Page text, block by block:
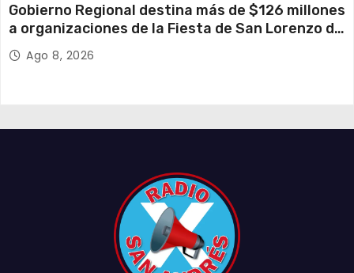
Gobierno Regional destina más de $126 millones
a organizaciones de la Fiesta de San Lorenzo de
Tarapacá
Ago 8, 2026